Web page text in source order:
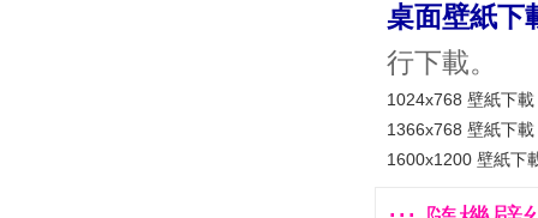
桌面壁紙下
行下載。
1024x768 壁紙下載
1366x768 壁紙下載
1600x1200 壁紙下